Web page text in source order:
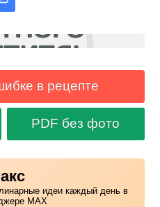
в рецепте
PDF без фото
идеи каждый день в
MAX